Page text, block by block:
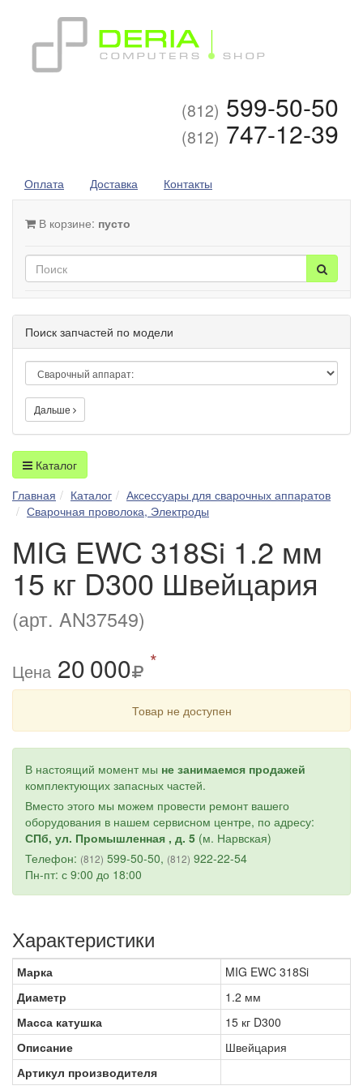
(812) 599-50-50
(812) 747-12-39
Оплата Доставка Контакты
В корзине: пусто
Поиск запчастей по модели
Дальше
Каталог
Главная
Каталог
Аксессуары для сварочных аппаратов
Сварочная проволока, Электроды
MIG EWC 318Si 1.2 мм
15 кг D300 Швейцария
(арт. AN37549)
Цена 20000 *
Товар не доступен
В настоящий момент мы не занимаемся продажей
комплектующих запасных частей.
Вместо этого мы можем провести ремонт вашего
оборудования в нашем сервисном центре, по адресу:
СПб, ул. Промышленная , д. 5 (м. Нарвская)
Телефон: (812) 599-50-50, (812) 922-22-54
Пн-пт: с 9:00 до 18:00
Характеристики
Марка
MIG EWC 318Si
Диаметр
1.2 мм
Масса катушка
15 кг D300
Описание
Швейцария
Артикул производителя